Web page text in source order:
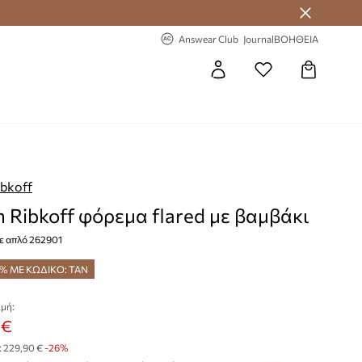
Club
Answear Club JournalΒΟΗΘΕΙΑ
Ribkoff φόρεμα flared με βαμβάκι
απλό 262901
ΜΕ ΚΩΔΙΚΟ: TAN
229,90 €-26%